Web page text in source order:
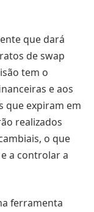
que dará
de swap
tem o
e aos
que expiram em
realizados
o que
a controlar a
ferramenta